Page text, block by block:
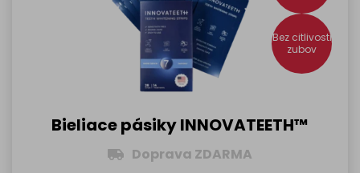
Bez citlivosti
zubov
Bieliace pásiky INNOVATEETH™
Doprava ZDARMA